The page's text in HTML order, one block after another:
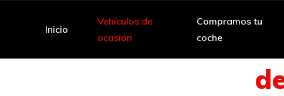
Inicio
Vehículos de
ocasión
Compramos tu
coche